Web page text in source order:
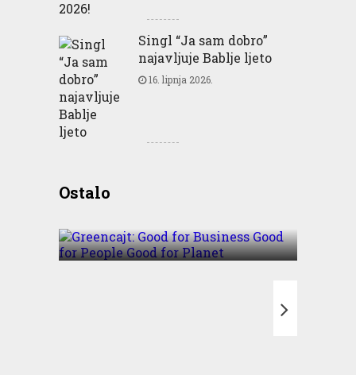
Singl “Ja sam dobro”
najavljuje Bablje ljeto
16. lipnja 2026.
OstaloBusiness Good for People